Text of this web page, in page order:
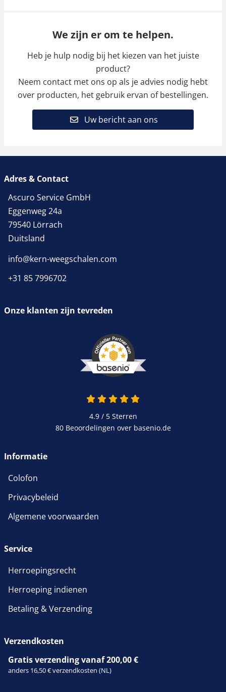
We zijn er om te helpen.
Heb je hulp nodig bij het kiezen van het juiste
product?
Neem contact met ons op als je advies nodig hebt
over producten, het gebruik ervan of bestellingen.
Uw bericht aan ons
Adres & Contact
Ascuro Service GmbH
Eggenweg 24a
79540 Lörrach
Duitsland
info@kern-weegschalen.com
+31 85 7996702
Onze klanten zijn tevreden
4.9 / 5Sterren
80 Beoordelingen over basenio.de
Informatie
Colofon
Privacybeleid
Algemene voorwaarden
Service
Herroepingsrecht
Herroeping indienen
Betaling & Verzending
Verzendkosten
Gratis verzending vanaf 200,00 €
anders 16,50 € verzendkosten (NL)